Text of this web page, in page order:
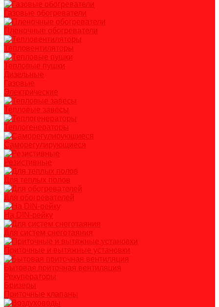
Газовые обогреватели
Пленочные обогреватели
Тепловентиляторы
Тепловые пушки
Дизельные
Газовые
Электрические
Тепловые завесы
Теплогенераторы
Саморегулирующиеся
Резистивные
Для теплых полов
Для обогревателей
На DIN-рейку
Для систем снеготаяния
Приточные и вытяжные установки
Бытовая приточная вентиляция
Рекуператоры
Бризеры
Приточные клапаны